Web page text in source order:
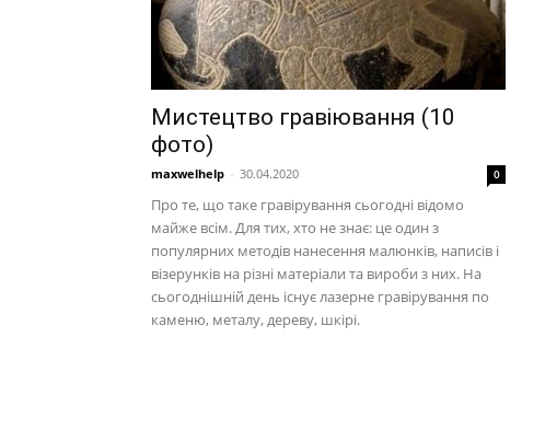
Мистецтво гравіювання (10
фото)
maxwelhelp - 30.04.2020 0
Про те, що таке гравірування сьогодні відомо
майже всім. Для тих, хто не знає: це один з
популярних методів нанесення малюнків, написів і
візерунків на різні матеріали та вироби з них. На
сьогоднішній день існує лазерне гравірування по
каменю, металу, дереву, шкірі.